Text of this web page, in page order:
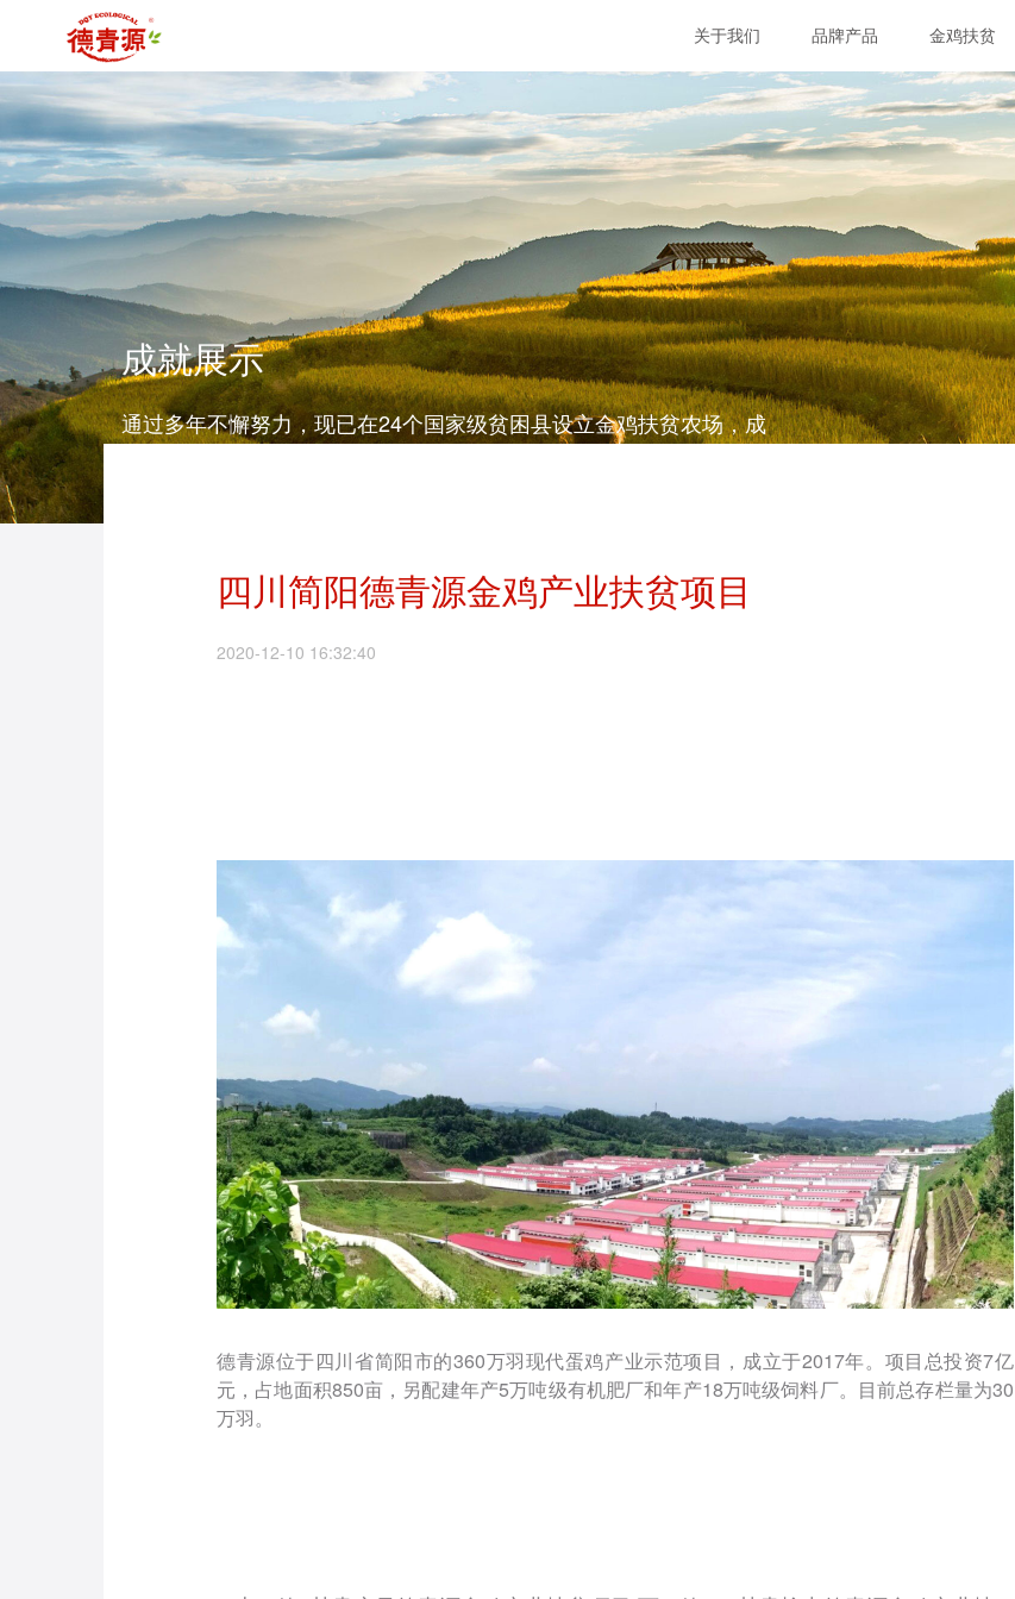
关于我们 品牌产品 金鸡扶贫
成就展示
通过多年不懈努力，现已在24个国家级贫困县设立金鸡扶贫农场，成
功帮扶、带动逾26万建档立卡群众脱贫，并帮助所在地区实现摘帽。
四川简阳德青源金鸡产业扶贫项目
2020-12-10 16:32:40
德青源位于四川省简阳市的360万羽现代蛋鸡产业示范项目，成立于2017年。项目总投资7亿
元，占地面积850亩，另配建年产5万吨级有机肥厂和年产18万吨级饲料厂。目前总存栏量为30
万羽。